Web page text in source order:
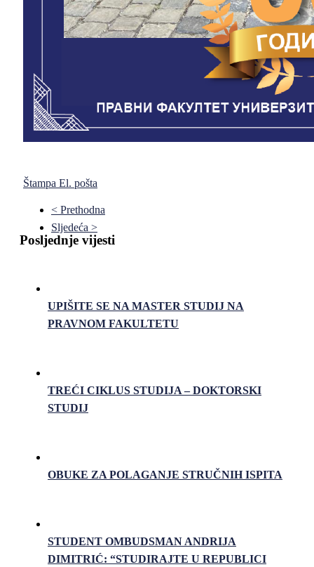
Štampa El. pošta
< Prethodna
Sljedeća >
Posljednje vijesti
UPIŠITE SE NA MASTER STUDIJ NA
PRAVNOM FAKULTETU
TREĆI CIKLUS STUDIJA – DOKTORSKI
STUDIJ
OBUKE ZA POLAGANJE STRUČNIH ISPITA
STUDENT OMBUDSMAN ANDRIJA
DIMITRIĆ: “STUDIRAJTE U REPUBLICI